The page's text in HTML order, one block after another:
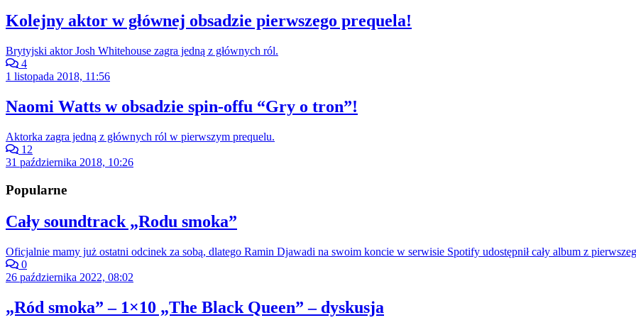
Kolejny aktor w głównej obsadzie pierwszego prequela!
Brytyjski aktor Josh Whitehouse zagra jedną z głównych ról.
4
1 listopada 2018, 11:56
Naomi Watts w obsadzie spin-offu “Gry o tron”!
Aktorka zagra jedną z głównych ról w pierwszym prequelu.
12
31 października 2018, 10:26
Popularne
Cały soundtrack „Rodu smoka”
Oficjalnie mamy już ostatni odcinek za sobą, dlatego Ramin Djawadi na swoim koncie w serwisie Spotify udostępnił cały album z
0
26 października 2022, 08:02
„Ród smoka” – 1×10 „The Black Queen” – dyskusja